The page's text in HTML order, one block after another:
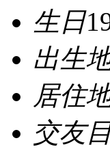
生日
出生
居住
交友